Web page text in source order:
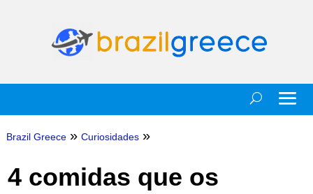
Brazil Greece » Curiosidades »
4 comidas que os